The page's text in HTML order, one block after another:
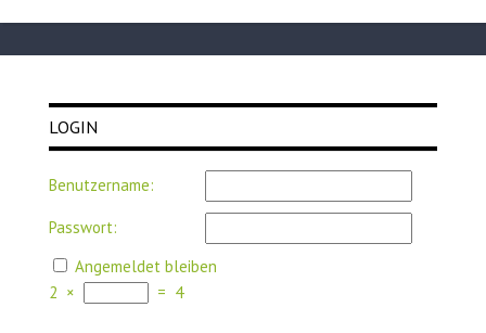
LOGIN
Benutzername:
Passwort:
Angemeldet bleiben
2 × = 4